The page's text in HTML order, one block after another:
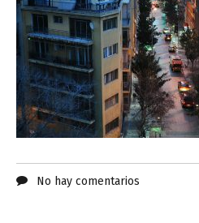
No hay comentarios